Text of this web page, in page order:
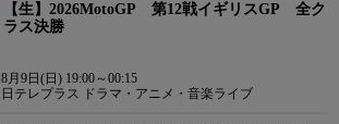
【生】2026MotoGP 第12戦イギリスGP 全ク
ラス決勝
8月9日(日) 19:00～00:15
日テレプラス ドラマ・アニメ・音楽ライブ